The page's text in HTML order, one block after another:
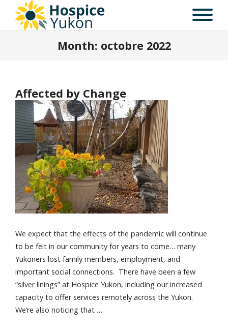
Month: octobre 2022
Affected by Change
We expect that the effects of the pandemic will continue
to be felt in our community for years to come… many
Yukoners lost family members, employment, and
important social connections. There have been a few
“silver linings” at Hospice Yukon, including our increased
capacity to offer services remotely across the Yukon.
We’re also noticing that …